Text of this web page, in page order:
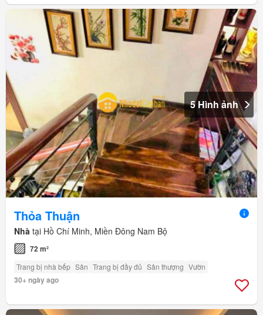
5 Hình ảnh
Thỏa Thuận
Nhà tại Hồ Chí Minh, Miền Đông Nam Bộ
72 m²
Trang bị nhà bếp Sân Trang bị đầy đủ Sân thượng Vườn
30+ ngày ago